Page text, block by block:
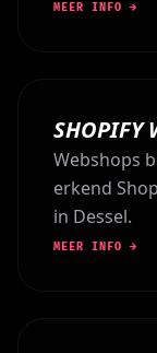
MEER INFO →
SHOPIFY
Webshops
erkend
in Dessel.
MEER INFO →